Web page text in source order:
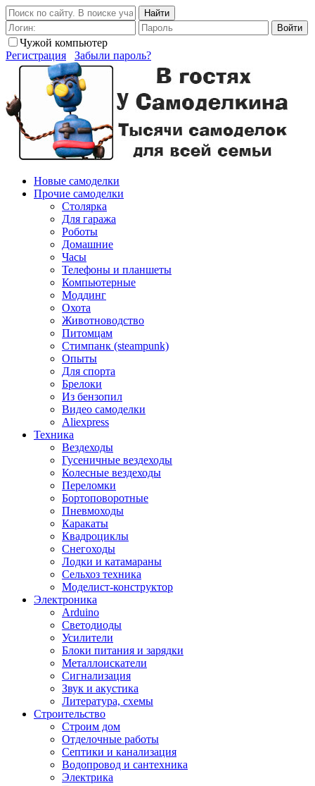
Найти
Войти
Чужой компьютер
Регистрация
Забыли пароль?
Новые самоделки
Прочие самоделки
Столярка
Для гаража
Роботы
Домашние
Часы
Телефоны и планшеты
Компьютерные
Моддинг
Охота
Животноводство
Питомцам
Стимпанк (steampunk)
Опыты
Для спорта
Брелоки
Из бензопил
Видео самоделки
Aliexpress
Техника
Вездеходы
Гусеничные вездеходы
Колесные вездеходы
Переломки
Бортоповоротные
Пневмоходы
Каракаты
Квадроциклы
Снегоходы
Лодки и катамараны
Сельхоз техника
Моделист-конструктор
Электроника
Arduino
Светодиоды
Усилители
Блоки питания и зарядки
Металлоискатели
Сигнализация
Звук и акустика
Литература, схемы
Строительство
Строим дом
Отделочные работы
Септики и канализация
Водопровод и сантехника
Электрика